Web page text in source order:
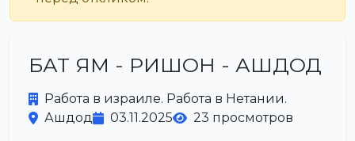
БАТ ЯМ - РИШОН - АШДОД
Работа в израиле. Работа в Нетании.
Ашдод
03.11.2025 23 просмотров